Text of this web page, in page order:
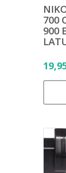
700
900